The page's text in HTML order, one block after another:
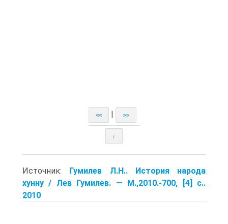
<< >>
↑
Источник: Гумилев Л.Н.. История народа
хунну / Лев Гумилев. — M.,2010.-700, [4] с..
2010